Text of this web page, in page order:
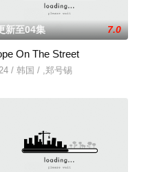
新至04集 7.0
On The Street
/ 韩国 / ,郑号锡